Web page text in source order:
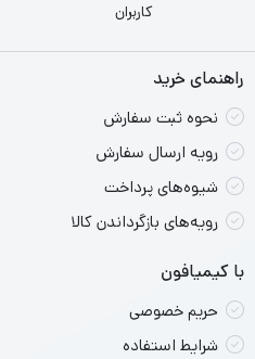
عکس‌های نسبتا خوبی در شرایط
اقتصادی-میان‌رده سامسونگ
کاربران
راهنمای خرید
نحوه ثبت سفارش
رویه ارسال سفارش
شیوه‌های پرداخت
رویه‌های بازگرداندن کالا
با کیمیافون
حریم خصوصی
شرایط استفاده